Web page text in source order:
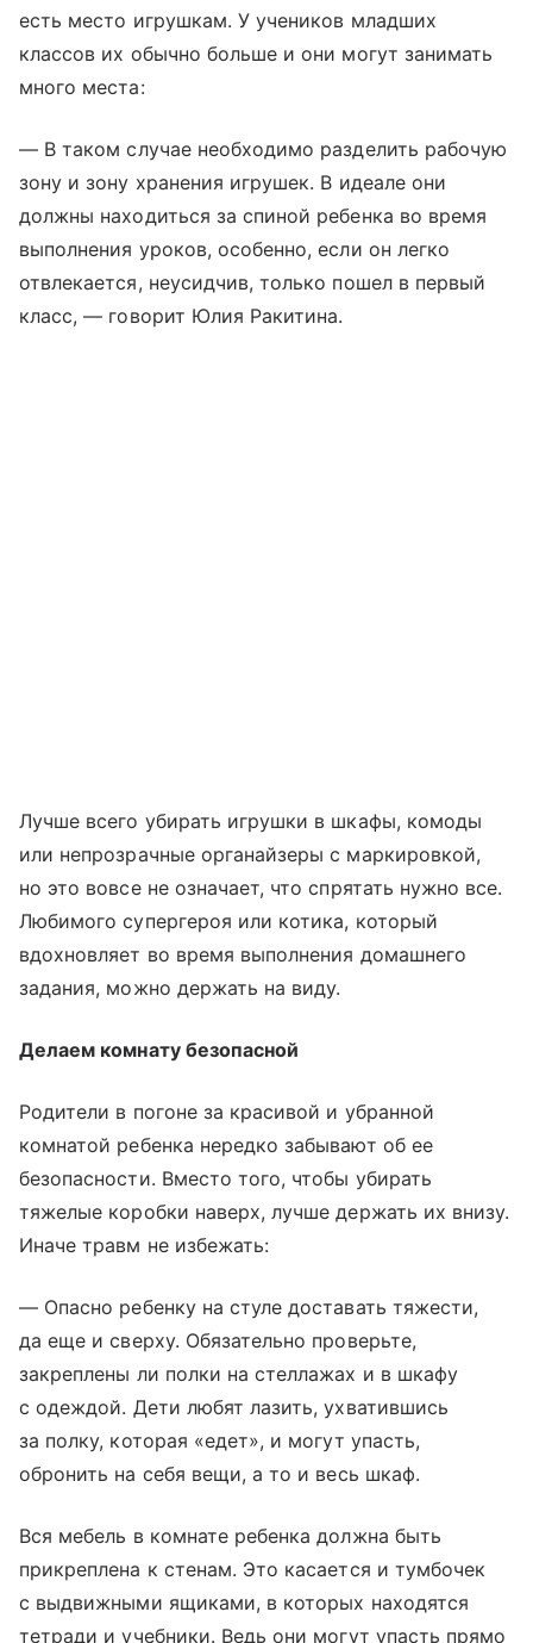
есть место игрушкам. У учеников младших
классов их обычно больше и они могут занимать
много места:
— В таком случае необходимо разделить рабочую
зону и зону хранения игрушек. В идеале они
должны находиться за спиной ребенка во время
выполнения уроков, особенно, если он легко
отвлекается, неусидчив, только пошел в первый
класс, — говорит Юлия Ракитина.
Лучше всего убирать игрушки в шкафы, комоды
или непрозрачные органайзеры с маркировкой,
но это вовсе не означает, что спрятать нужно все.
Любимого супергероя или котика, который
вдохновляет во время выполнения домашнего
задания, можно держать на виду.
Делаем комнату безопасной
Родители в погоне за красивой и убранной
комнатой ребенка нередко забывают об ее
безопасности. Вместо того, чтобы убирать
тяжелые коробки наверх, лучше держать их внизу.
Иначе травм не избежать:
— Опасно ребенку на стуле доставать тяжести,
да еще и сверху. Обязательно проверьте,
закреплены ли полки на стеллажах и в шкафу
с одеждой. Дети любят лазить, ухватившись
за полку, которая «едет», и могут упасть,
обронить на себя вещи, а то и весь шкаф.
Вся мебель в комнате ребенка должна быть
прикреплена к стенам. Это касается и тумбочек
с выдвижными ящиками, в которых находятся
тетради и учебники. Ведь они могут упасть прямо